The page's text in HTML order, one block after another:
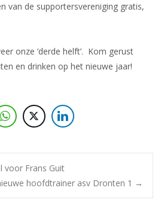
van de supportersvereniging gratis,
onze ‘derde helft’. Kom gerust
en drinken op het nieuwe jaar!
voor Frans Guit
hoofdtrainer asv Dronten 1 →